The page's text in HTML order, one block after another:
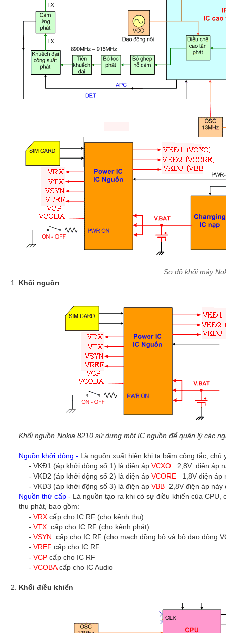
Sơ đồ khối máy
Khối nguồn
Khối nguồn Nokia 8210 sử dụng một IC nguồn để quản lý các
Nguồn khởi động - Là nguồn xuất hiện khi ta bấm công tắc,
- VKĐ1 (áp khởi động số 1) là điện áp VCXO 2,8V điện áp
- VKĐ2 (áp khởi động số 2) là điện áp VCORE 1,8V điện áp
- VKĐ3 (áp khởi động số 3) là điện áp VBB 2,8V điện áp này
Nguồn thứ cấp - Là nguồn tạo ra khi có sự điều khiển của
thu phát, bao gồm:
- VRX cấp cho IC RF (cho kênh thu)
- VTX cấp cho IC RF (cho kênh phát)
- VSYN cấp cho IC RF (cho mạch đồng bộ và bộ dao động
- VREF cấp cho IC RF
- VCP cấp cho IC RF
- VCOBAcấp cho IC Audio
Khối điều khiển